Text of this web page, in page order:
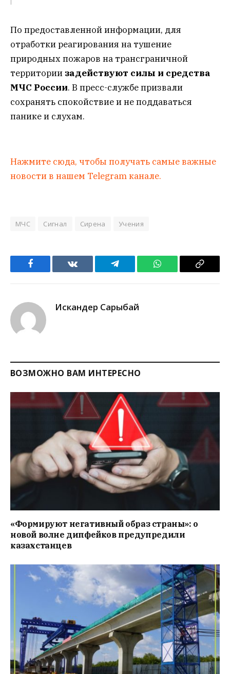
По предоставленной информации, для
отработки реагирования на тушение
природных пожаров на трансграничной
территории задействуют силы и средства
МЧС России. В пресс-службе призвали
сохранять спокойствие и не поддаваться
панике и слухам.
Нажмите сюда, чтобы получать самые важные
новости в нашем Telegram канале.
МЧС Сигнал Сирена Учения
Facebook VKontakteTelegram WhatsApp Copy
Искандер Сарыбай
ВОЗМОЖНО ВАМ ИНТЕРЕСНО
«Формируют негативный образ страны»: о
новой волне дипфейков предупредили
казахстанцев